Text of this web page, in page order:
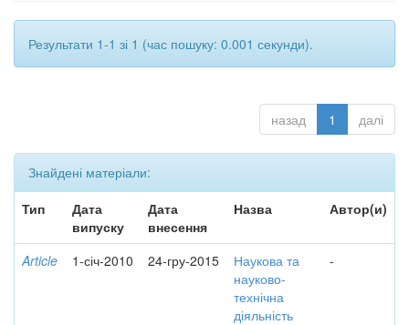
Результати 1-1 зі 1 (час пошуку: 0.001 секунди).
назад 1 далі
Знайдені матеріали:
Тип
Дата
випуску
Дата
внесення
Назва Автор(и)
Article 1-січ-2010 24-гру-2015
Наукова та
науково-
технічна
діяльність
-